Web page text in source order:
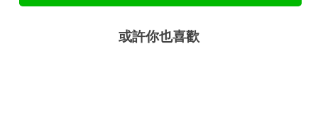
或許你也喜歡